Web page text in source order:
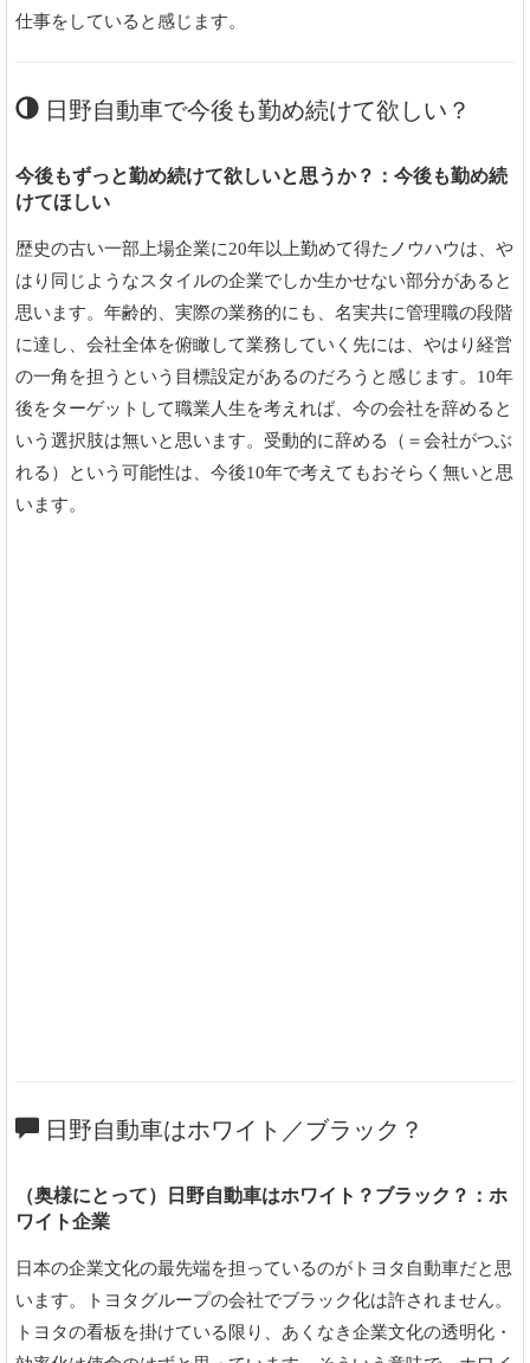
仕事をしていると感じます。
日野自動車で今後も勤め続けて欲しい？
今後もずっと勤め続けて欲しいと思うか？：今後も勤め続
けてほしい
歴史の古い一部上場企業に20年以上勤めて得たノウハウは、や
はり同じようなスタイルの企業でしか生かせない部分があると
思います。年齢的、実際の業務的にも、名実共に管理職の段階
に達し、会社全体を俯瞰して業務していく先には、やはり経営
の一角を担うという目標設定があるのだろうと感じます。10年
後をターゲットして職業人生を考えれば、今の会社を辞めると
いう選択肢は無いと思います。受動的に辞める（＝会社がつぶ
れる）という可能性は、今後10年で考えてもおそらく無いと思
います。
日野自動車はホワイト／ブラック？
（奥様にとって）日野自動車はホワイト？ブラック？：ホ
ワイト企業
日本の企業文化の最先端を担っているのがトヨタ自動車だと思
います。トヨタグループの会社でブラック化は許されません。
トヨタの看板を掛けている限り、あくなき企業文化の透明化・